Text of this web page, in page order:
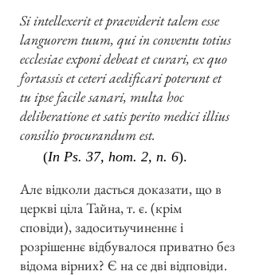
Si intellexerit et praeviderit talem esse
languorem tuum, qui in conventu totius
ecclesiae exponi debeat et curari, ex quo
fortassis et ceteri aedificari poterunt et
tu ipse facile sanari, multa hoc
deliberatione et satis perito medici illius
consilio procurandum est.
(In Ps. 37, hom. 2, n. 6).
Але відколи дасться доказати, що в
церкві ціла Тайна, т. є. (крім
сповіди), задоситьучиненнє і
розрішеннє відбувалося приватно без
відома вірних? Є на се дві відповіди.